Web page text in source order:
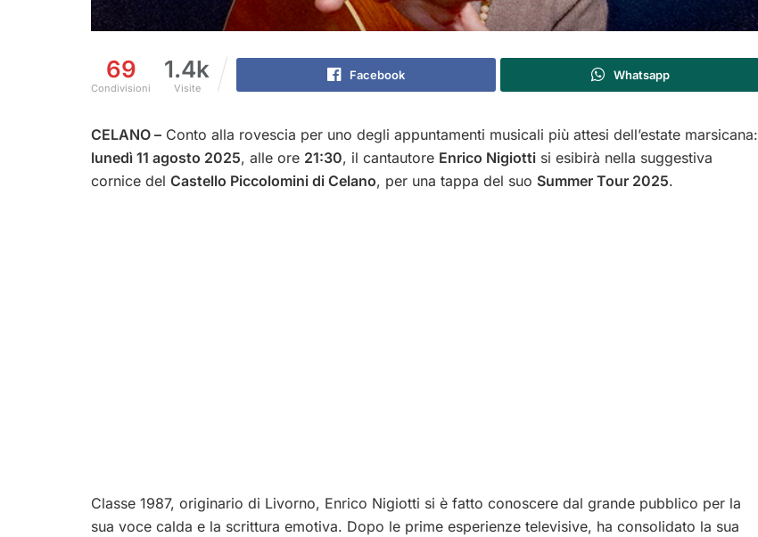
69
Condivisioni
1.4k
Visite
Facebook Whatsapp
CELANO – Conto alla rovescia per uno degli appuntamenti musicali più attesi dell’estate marsicana:
lunedì 11 agosto 2025, alle ore 21:30, il cantautore Enrico Nigiotti si esibirà nella suggestiva
cornice del Castello Piccolomini di Celano, per una tappa del suo Summer Tour 2025.
Classe 1987, originario di Livorno, Enrico Nigiotti si è fatto conoscere dal grande pubblico per la
sua voce calda e la scrittura emotiva. Dopo le prime esperienze televisive, ha consolidato la sua